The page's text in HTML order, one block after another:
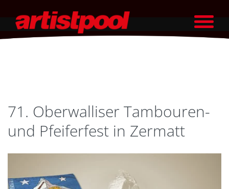
71. Oberwalliser Tambouren-
und Pfeiferfest in Zermatt